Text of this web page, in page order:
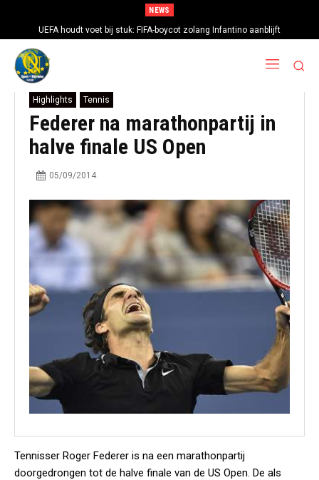
NEWS
UEFA houdt voet bij stuk: FIFA-boycot zolang Infantino aanblijft
Highlights Tennis
Federer na marathonpartij in
halve finale US Open
05/09/2014
Tennisser Roger Federer is na een marathonpartij
doorgedrongen tot de halve finale van de US Open. De als